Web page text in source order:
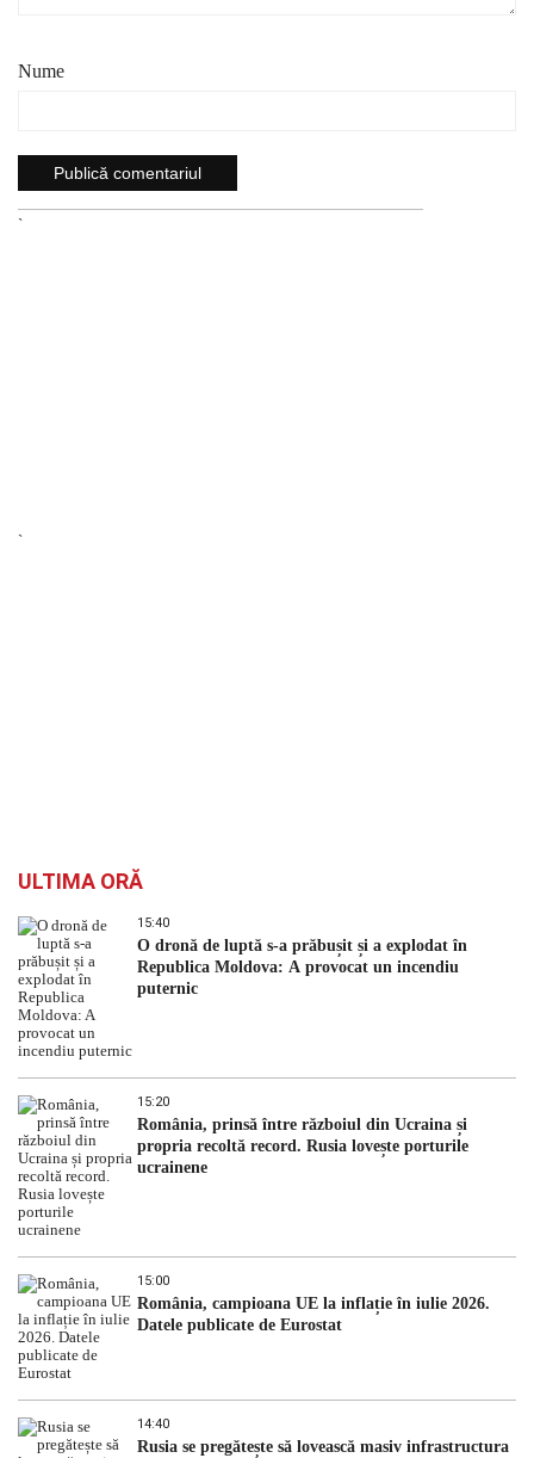
Nume
`
`
ULTIMA ORĂ
15:40
O dronă de luptă s-a prăbușit și a explodat în
Republica Moldova: A provocat un incendiu
puternic
15:20
România, prinsă între războiul din Ucraina și
propria recoltă record. Rusia lovește porturile
ucrainene
15:00
România, campioana UE la inflație în iulie 2026.
Datele publicate de Eurostat
14:40
Rusia se pregătește să lovească masiv infrastructura